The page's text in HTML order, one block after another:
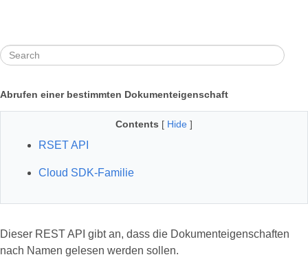
Abrufen einer bestimmten Dokumenteigenschaft
Contents [ Hide ]
RSET API
Cloud SDK-Familie
Dieser REST API gibt an, dass die Dokumenteigenschaften
nach Namen gelesen werden sollen.